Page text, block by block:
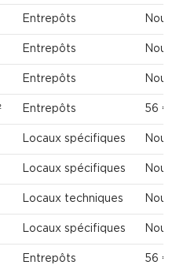
Entrepôts
Entrepôts
Entrepôts
Entrepôts 56 €
Locaux spécifiques
Locaux spécifiques
Locaux techniques
Locaux spécifiques
Entrepôts 56 €